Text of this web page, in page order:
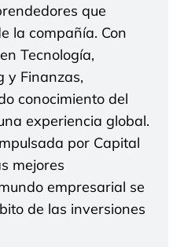
que
la compañía. Con
Tecnología,
y Finanzas,
conocimiento del
experiencia global.
por Capital
mejores
empresarial se
de las inversiones